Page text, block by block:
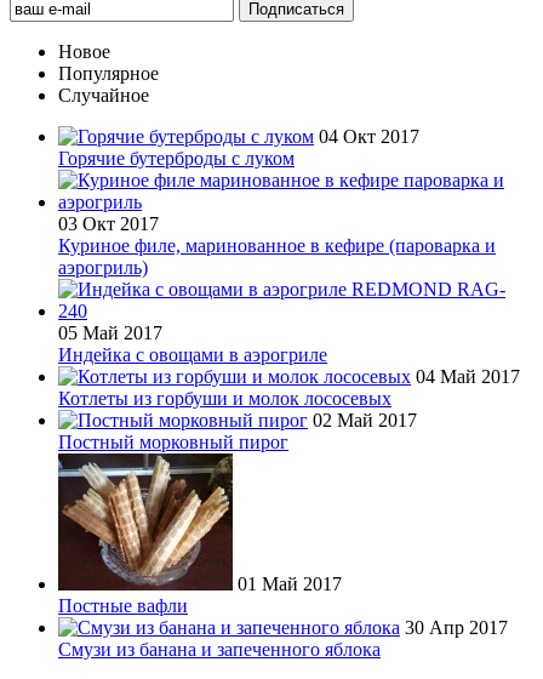
Новое
Популярное
Случайное
04 Окт 2017
Горячие бутерброды с луком
03 Окт 2017
Куриное филе, маринованное в кефире (пароварка и
аэрогриль)
05 Май 2017
Индейка с овощами в аэрогриле
04 Май 2017
Котлеты из горбуши и молок лососевых
02 Май 2017
Постный морковный пирог
01 Май 2017
Постные вафли
30 Апр 2017
Смузи из банана и запеченного яблока